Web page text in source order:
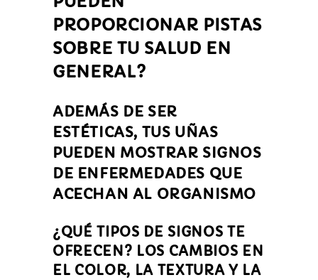
PROPORCIONAR PISTAS
SOBRE TU SALUD EN
GENERAL?
ADEMÁS DE SER
ESTÉTICAS, TUS UÑAS
PUEDEN MOSTRAR SIGNOS
DE ENFERMEDADES QUE
ACECHAN AL ORGANISMO
¿QUÉ TIPOS DE SIGNOS TE
OFRECEN? LOS CAMBIOS EN
EL COLOR, LA TEXTURA Y LA